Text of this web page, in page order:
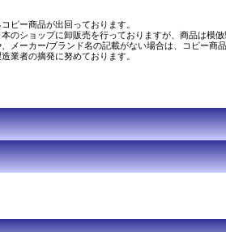
ピー商品が出回っております。
のショップに卸販売を行っておりますが、商品は模
メーカー/ブランド名の記載がない場合は、コピー商
業者の摘発に努めております。